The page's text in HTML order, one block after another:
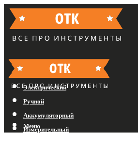
Бензиновый
Электрический
Ручной
Аккумуляторный
Измерительный
Меню